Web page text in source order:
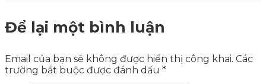
Để lại một bình luận
Email của bạn sẽ không được hiển thị công khai. Các
trường bắt buộc được đánh dấu *